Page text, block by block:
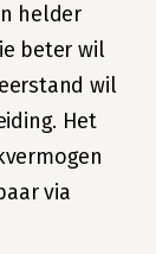
helder
beter wil
wil
Het
via